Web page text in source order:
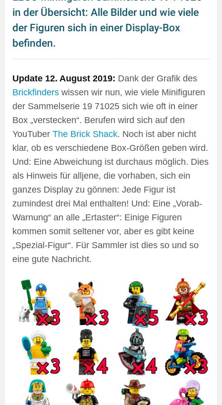
in der Übersicht: Alle Bilder und wie viele
der Figuren sich in einer Display-Box
befinden.
Update 12. August 2019: Dank der Grafik des
Brickfinders wissen wir nun, wie viele Minifiguren
der Sammelserie 19 71025 sich wie oft in einer
Box „verstecken“. Berufen wird sich auf den
YouTuber The Brick Shack. Noch ist aber nicht
klar, ob es verschiedene Box-Größen geben wird.
Und: Eine Abweichung ist durchaus möglich. Dies
als Hinweis für alljene, die vorhaben, sich ein
ganzes Display zu gönnen: Jede Figur ist
zumindest drei Mal enthalten! Und: Eine „Vorab-
Warnung“ an alle „Ertaster“: Einige Figuren
kommen somit seltener vor, aber es gibt keine
„Spezial-Figur“. Für Sammler ist dies so und so
eine gute Nachricht.